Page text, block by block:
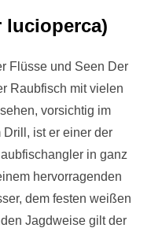
lucioperca)
Flüsse und Seen Der
Raubfisch mit vielen
vorsichtig im
ist er einer der
in ganz
hervorragenden
dem festen weißen
Jagdweise gilt der